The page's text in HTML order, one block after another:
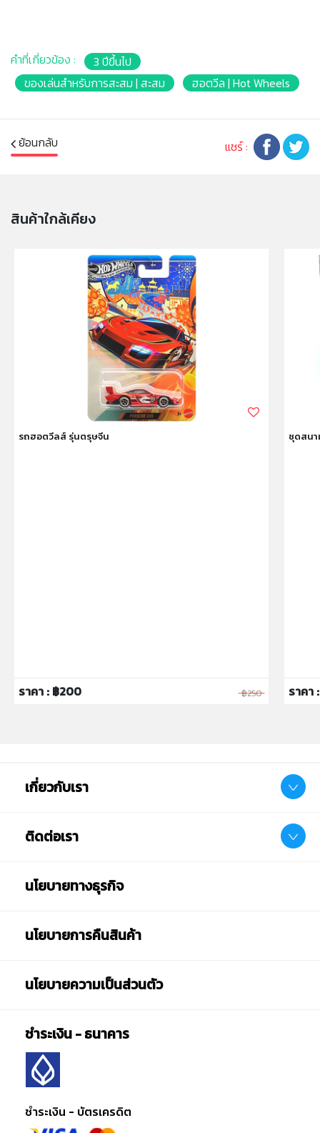
คำที่เกี่ยวข้อง :
3 ปีขึ้นไป
ของเล่นสำหรับการสะสม | สะสม
ฮอตวีล | Hot Wheels
ย้อนกลับ แชร์ :
สินค้าใกล้เคียง
รถฮอตวีลส์ รุ่นตรุษจีน
ราคา : ฿200 ฿250
ชุดสน
ราคา
เกี่ยวกับเรา
ติดต่อเรา
นโยบายทางธุรกิจ
นโยบายการคืนสินค้า
นโยบายความเป็นส่วนตัว
ชำระเงิน - ธนาคาร
ชำระเงิน - บัตรเครดิต